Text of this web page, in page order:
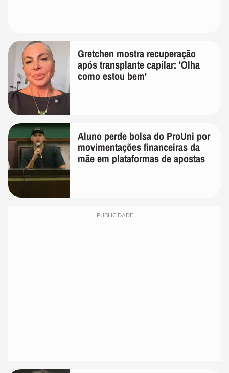
Gretchen mostra recuperação
após transplante capilar: 'Olha
como estou bem'
Aluno perde bolsa do ProUni por
movimentações financeiras da
mãe em plataformas de apostas
PUBLICIDADE